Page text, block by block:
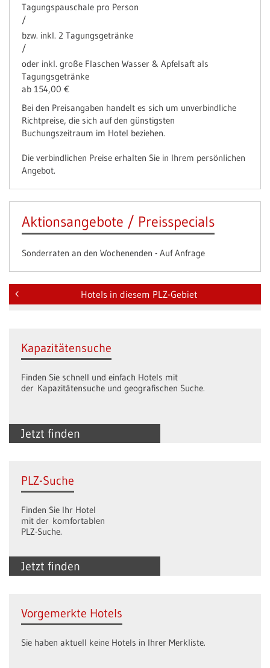
Tagungspauschale pro Person
/
bzw. inkl. 2 Tagungsgetränke
/
oder inkl. große Flaschen Wasser & Apfelsaft als
Tagungsgetränke
ab 154,00 €
Bei den Preisangaben handelt es sich um unverbindliche
Richtpreise, die sich auf den günstigsten
Buchungszeitraum im Hotel beziehen.
Die verbindlichen Preise erhalten Sie in Ihrem persönlichen
Angebot.
Aktionsangebote / Preisspecials
Sonderraten an den Wochenenden - Auf Anfrage
Hotels in diesem PLZ-Gebiet
Jetzt finden
Kapazitätensuche
Finden Sie schnell und einfach Hotels mit
der Kapazitätensuche und geografischen Suche.
Jetzt finden
PLZ-Suche
Finden Sie Ihr Hotel
mit der komfortablen
PLZ-Suche.
Vorgemerkte Hotels
Sie haben aktuell keine Hotels in Ihrer Merkliste.